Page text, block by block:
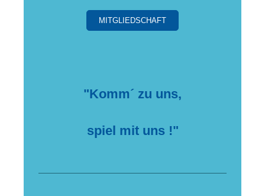
MITGLIEDSCHAFT
"Komm´ zu uns,
spiel mit uns !"